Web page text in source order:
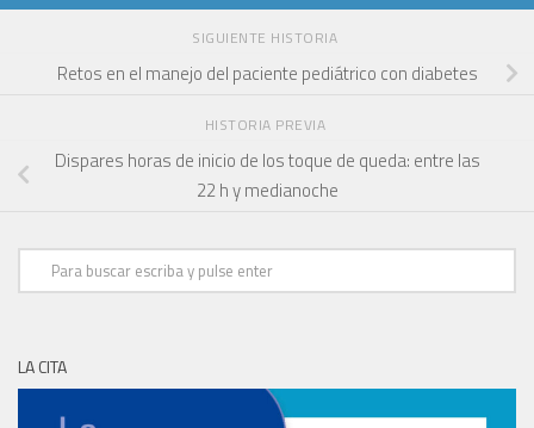
SIGUIENTE HISTORIA
Retos en el manejo del paciente pediátrico con diabetes
HISTORIA PREVIA
Dispares horas de inicio de los toque de queda: entre las
22 h y medianoche
LA CITA